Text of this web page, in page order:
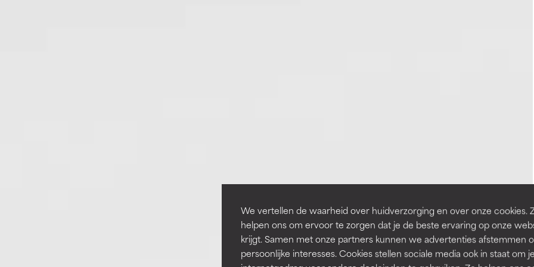
We vertellen de waarheid over huidverzorging en over onze cookies.
helpen ons om ervoor te zorgen dat je de beste ervaring op onze
krijgt. Samen met onze partners kunnen we advertenties afstemmen
persoonlijke interesses. Cookies stellen sociale media ook in staat om je